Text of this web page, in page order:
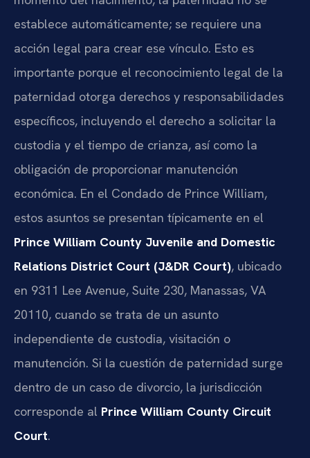
establece automáticamente; se requiere una
acción legal para crear ese vínculo. Esto es
importante porque el reconocimiento legal de la
paternidad otorga derechos y responsabilidades
específicos, incluyendo el derecho a solicitar la
custodia y el tiempo de crianza, así como la
obligación de proporcionar manutención
económica. En el Condado de Prince William,
estos asuntos se presentan típicamente en el
Prince William County Juvenile and Domestic
Relations District Court (J&DR Court), ubicado
en 9311 Lee Avenue, Suite 230, Manassas, VA
20110, cuando se trata de un asunto
independiente de custodia, visitación o
manutención. Si la cuestión de paternidad surge
dentro de un caso de divorcio, la jurisdicción
corresponde al Prince William County Circuit
Court.